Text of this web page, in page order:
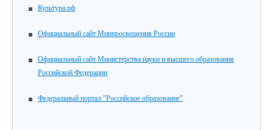
Культура.рф
Официальный сайт Минпросвещения России
Официальный сайт Министерства науки и высшего образования
Российской Федерации
Федеральный портал "Российское образование"